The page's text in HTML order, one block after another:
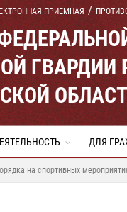
ПРИЕМНАЯ
ГВАРДИИ
ДЛЯ
на спортивных